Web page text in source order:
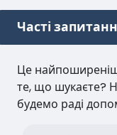
Часті
Це
те, що шукаєте?
будемо раді